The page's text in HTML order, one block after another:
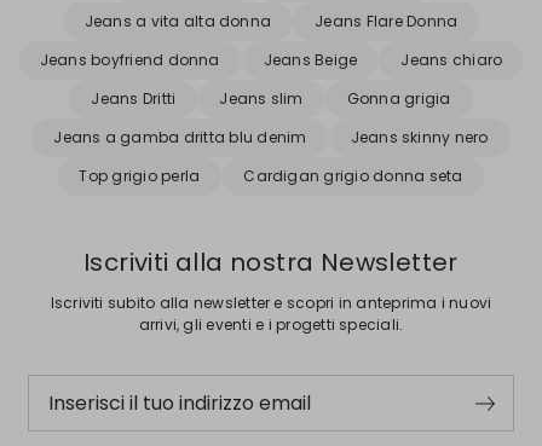
Jeans a vita alta donna
Jeans Flare Donna
Jeans boyfriend donna
Jeans Beige
Jeans chiaro
Jeans Dritti
Jeans slim
Gonna grigia
Jeans a gamba dritta blu denim
Jeans skinny nero
Top grigio perla
Cardigan grigio donna seta
Iscriviti alla nostra Newsletter
Iscriviti subito alla newsletter e scopri in anteprima i nuovi
arrivi, gli eventi e i progetti speciali.
Inserisci il tuo indirizzo email